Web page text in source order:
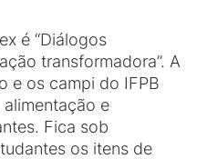
é “Diálogos
transformadora”. A
e os campi do IFPB
e
Fica sob
os itens de